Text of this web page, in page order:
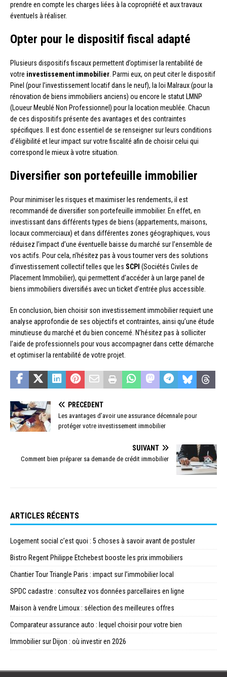
prendre en compte les charges liées à la copropriété et aux travaux
éventuels à réaliser.
Opter pour le dispositif fiscal adapté
Plusieurs dispositifs fiscaux permettent d’optimiser la rentabilité de
votre investissement immobilier. Parmi eux, on peut citer le dispositif
Pinel (pour l’investissement locatif dans le neuf), la loi Malraux (pour la
rénovation de biens immobiliers anciens) ou encore le statut LMNP
(Loueur Meublé Non Professionnel) pour la location meublée. Chacun
de ces dispositifs présente des avantages et des contraintes
spécifiques. Il est donc essentiel de se renseigner sur leurs conditions
d’éligibilité et leur impact sur votre fiscalité afin de choisir celui qui
correspond le mieux à votre situation.
Diversifier son portefeuille immobilier
Pour minimiser les risques et maximiser les rendements, il est
recommandé de diversifier son portefeuille immobilier. En effet, en
investissant dans différents types de biens (appartements, maisons,
locaux commerciaux) et dans différentes zones géographiques, vous
réduisez l’impact d’une éventuelle baisse du marché sur l’ensemble de
vos actifs. Pour cela, n’hésitez pas à vous tourner vers des solutions
d’investissement collectif telles que les SCPI (Sociétés Civiles de
Placement Immobilier), qui permettent d’accéder à un large panel de
biens immobiliers diversifiés avec un ticket d’entrée plus accessible.
En conclusion, bien choisir son investissement immobilier requiert une
analyse approfondie de ses objectifs et contraintes, ainsi qu’une étude
minutieuse du marché et du bien concerné. N’hésitez pas à solliciter
l’aide de professionnels pour vous accompagner dans cette démarche
et optimiser la rentabilité de votre projet.
PRÉCÉDENT
Les avantages d’avoir une assurance décennale pour
protéger votre investissement immobilier
SUIVANT
Comment bien préparer sa demande de crédit immobilier
ARTICLES RÉCENTS
Logement social c’est quoi : 5 choses à savoir avant de postuler
Bistro Regent Philippe Etchebest booste les prix immobiliers
Chantier Tour Triangle Paris : impact sur l’immobilier local
SPDC cadastre : consultez vos données parcellaires en ligne
Maison à vendre Limoux : sélection des meilleures offres
Comparateur assurance auto : lequel choisir pour votre bien
Immobilier sur Dijon : où investir en 2026